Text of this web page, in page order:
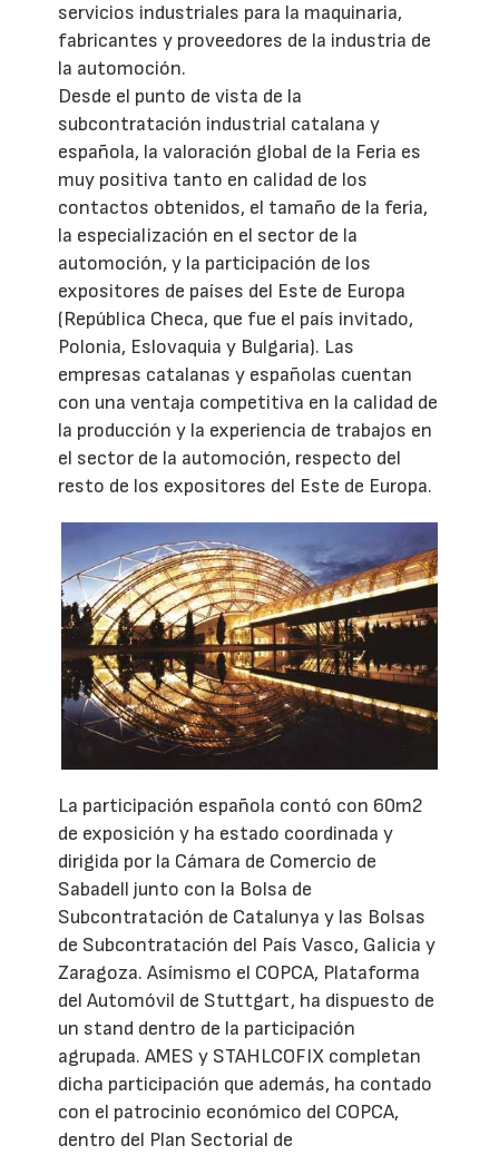
servicios industriales para la maquinaria,
fabricantes y proveedores de la industria de
la automoción.
Desde el punto de vista de la
subcontratación industrial catalana y
española, la valoración global de la Feria es
muy positiva tanto en calidad de los
contactos obtenidos, el tamaño de la feria,
la especialización en el sector de la
automoción, y la participación de los
expositores de países del Este de Europa
(República Checa, que fue el país invitado,
Polonia, Eslovaquia y Bulgaria). Las
empresas catalanas y españolas cuentan
con una ventaja competitiva en la calidad de
la producción y la experiencia de trabajos en
el sector de la automoción, respecto del
resto de los expositores del Este de Europa.
La participación española contó con 60m2
de exposición y ha estado coordinada y
dirigida por la Cámara de Comercio de
Sabadell junto con la Bolsa de
Subcontratación de Catalunya y las Bolsas
de Subcontratación del País Vasco, Galicia y
Zaragoza. Asímismo el COPCA, Plataforma
del Automóvil de Stuttgart, ha dispuesto de
un stand dentro de la participación
agrupada. AMES y STAHLCOFIX completan
dicha participación que además, ha contado
con el patrocinio económico del COPCA,
dentro del Plan Sectorial de